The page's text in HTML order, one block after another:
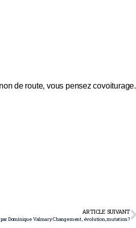
de route, vous pensez covoiturage.
ARTICLE SUIVANT
Dominique Valmary Changement, évolution, mutation ?